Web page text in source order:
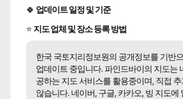
🍀 업데이트 일정 및 기준
⭐ 지도 업체 및 장소 등록 방법
한국 국토지리정보원의 공개정보를 기반
업데이트 중입니다. 파인드바이의 지도는
공하는 지도 서비스를 활용중이며, 직접
않습니다. 네이버, 구글, 카카오, 빙 지도에